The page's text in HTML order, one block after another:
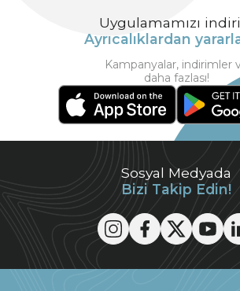
Sosyal Medyada
Bizi Takip Edin!
Uygulamamızı
Ayrıcalıklardan
Kampanyalar, indirimler
daha fazlası!